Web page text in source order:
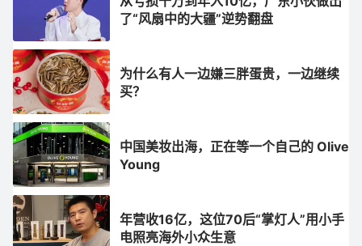
了“风扇中的大疆”逆势翻盘
为什么有人一边嫌三胖蛋贵，一边继续
买？
中国美妆出海，正在等一个自己的 Olive
Young
年营收16亿，这位70后“掌灯人”用小手
电照亮海外小众生意